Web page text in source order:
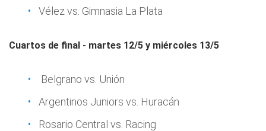
Vélez vs. Gimnasia La Plata
Cuartos de final - martes 12/5 y miércoles 13/5
Belgrano vs. Unión
Argentinos Juniors vs. Huracán
Rosario Central vs. Racing